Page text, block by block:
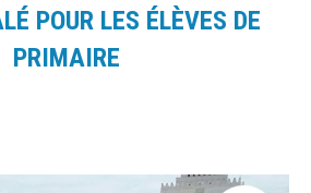
POUR LES ÉLÈVES DE
PRIMAIRE